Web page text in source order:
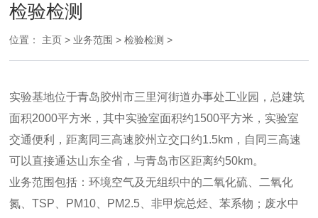
检验检测
位置： 主页 > 业务范围 >检验检测 >
实验基地位于青岛胶州市三里河街道办事处工业园，总建筑
面积2000平方米，其中实验室面积约1500平方米，实验室
交通便利，距离同三高速胶州立交口约1.5km，自同三高速
可以直接通达山东全省，与青岛市区距离约50km。
业务范围包括：环境空气及无组织中的二氧化硫、二氧化
氮、TSP、PM10、PM2.5、非甲烷总烃、苯系物；废水中